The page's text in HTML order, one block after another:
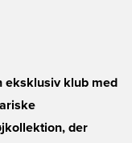
eksklusiv klub med
der